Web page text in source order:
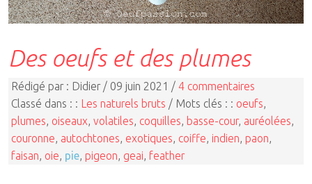
Des oeufs et des plumes
Rédigé par : Didier / 09 juin 2021 / 4 commentaires
Classé dans : : Les naturels bruts / Mots clés : : oeufs,
plumes, oiseaux, volatiles, coquilles, basse-cour, auréolées,
couronne, autochtones, exotiques, coiffe, indien, paon,
faisan, oie, pie, pigeon, geai, feather